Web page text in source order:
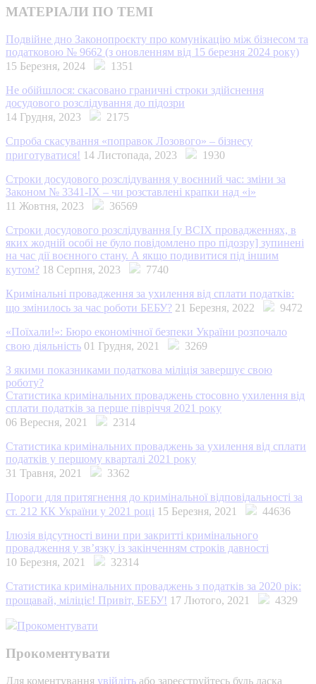
МАТЕРІАЛИ ПО ТЕМІ
Подвійне дно Законопроєкту про комунікацію між бізнесом та
податковою № 9662 (з оновленням від 15 березня 2024 року)
15 Березня, 2024
1351
Не обійшлося: скасовано граничні строки здійснення
досудового розслідування до підозри
14 Грудня, 2023
2175
Спроба скасування «поправок Лозового» – бізнесу
приготуватися! 14 Листопада, 2023
1930
Строки досудового розслідування у воєнний час: зміни за
Законом № 3341-IX – чи розставлені крапки над «і»
11 Жовтня, 2023
36569
Строки досудового розслідування [у ВСІХ провадженнях, в
яких жодній особі не було повідомлено про підозру] зупинені
на час дії воєнного стану. А якщо подивитися під іншим
кутом? 18 Серпня, 2023
7740
Кримінальні провадження за ухилення від сплати податків:
що змінилось за час роботи БЕБУ? 21 Березня, 2022
9472
«Поїхали!»: Бюро економічної безпеки України розпочало
свою діяльність 01 Грудня, 2021
3269
З якими показниками податкова міліція завершує свою
роботу?
Статистика кримінальних проваджень стосовно ухилення від
сплати податків за перше півріччя 2021 року
06 Вересня, 2021
2314
Статистика кримінальних проваджень за ухилення від сплати
податків у першому кварталі 2021 року
31 Травня, 2021
3362
Пороги для притягнення до кримінальної відповідальності за
ст. 212 КК України у 2021 році 15 Березня, 2021
44636
Ілюзія відсутності вини при закритті кримінального
провадження у зв’язку із закінченням строків давності
10 Березня, 2021
32314
Статистика кримінальних проваджень з податків за 2020 рік:
прощавай, міліціє! Привіт, БЕБУ! 17 Лютого, 2021 4329
Прокоментувати
Прокоментувати
Для коментування увійдіть або зареєструйтесь будь ласка